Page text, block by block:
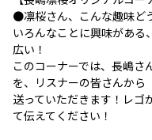
●凛桜さん、こんな趣味ど
いろんなことに興味がある
広い！
このコーナーでは、長嶋さ
を、リスナーの皆さんから
送っていただきます！レゴ
て伝えてください！